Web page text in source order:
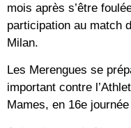
mois après s’être
participation au match
Milan.
Les Merengues se
important contre
Mames, en 16e